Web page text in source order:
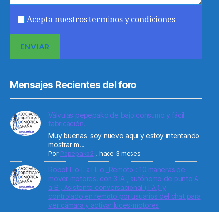
Acepta nuestros terminos y condiciones
Mensajes Recientes del foro
Válvulas pepepako de bajo consumo y fácil
fabricación.
Muy buenas, soy nuevo aqui y estoy intentando
mostrar m...
Por Pepepako2 , hace 3 meses
Robot L o L a i L o _Remoto : 10 maneras de
mover motores. con 3 IA , autónomo de punto A
a B , Asistente conversacional ( I A ) y
controlado en remoto por usuarios del chat para
ver cámara y activar luces-motores